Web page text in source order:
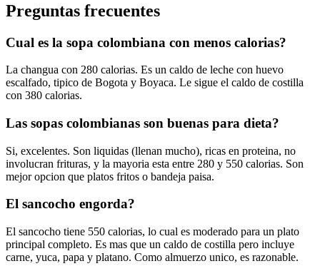
Preguntas frecuentes
Cual es la sopa colombiana con menos calorias?
La changua con 280 calorias. Es un caldo de leche con huevo
escalfado, tipico de Bogota y Boyaca. Le sigue el caldo de costilla
con 380 calorias.
Las sopas colombianas son buenas para dieta?
Si, excelentes. Son liquidas (llenan mucho), ricas en proteina, no
involucran frituras, y la mayoria esta entre 280 y 550 calorias. Son
mejor opcion que platos fritos o bandeja paisa.
El sancocho engorda?
El sancocho tiene 550 calorias, lo cual es moderado para un plato
principal completo. Es mas que un caldo de costilla pero incluye
carne, yuca, papa y platano. Como almuerzo unico, es razonable.